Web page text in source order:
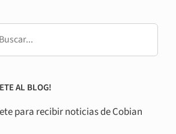
AL BLOG!
para recibir noticias de Cobian